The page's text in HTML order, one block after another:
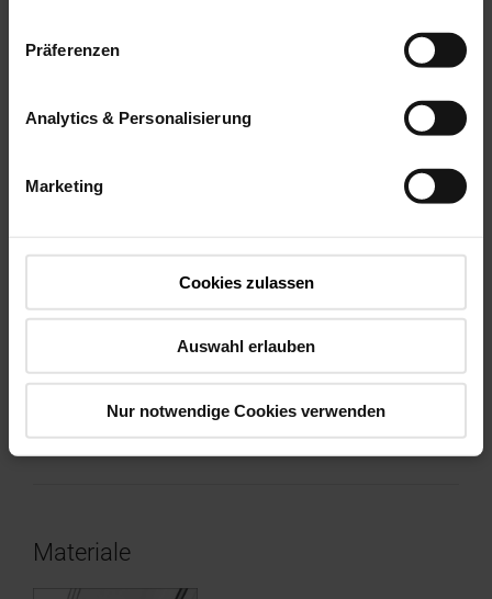
Präferenzen
Analytics & Personalisierung
Marketing
Cookies zulassen
Auswahl erlauben
Nur notwendige Cookies verwenden
Designo i8 Comfort
Movimentazione
Materiale